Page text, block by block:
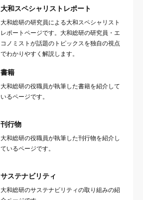
大和スペシャリストレポート
大和総研の研究員による大和スペシャリスト
レポートページです。大和総研の研究員・エ
コノミストが話題のトピックスを独自の視点
でわかりやすく解説します。
書籍
大和総研の役職員が執筆した書籍を紹介して
いるページです。
刊行物
大和総研の役職員が執筆した刊行物を紹介し
ているページです。
サステナビリティ
大和総研のサステナビリティの取り組みの紹